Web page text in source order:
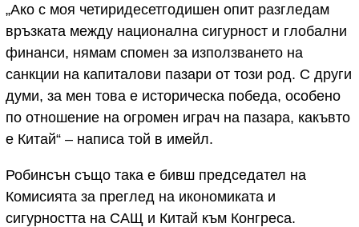
„Ако с моя четиридесетгодишен опит разгледам
връзката между национална сигурност и глобални
финанси, нямам спомен за използването на
санкции на капиталови пазари от този род. С други
думи, за мен това е историческа победа, особено
по отношение на огромен играч на пазара, какъвто
е Китай“ – написа той в имейл.
Робинсън също така е бивш председател на
Комисията за преглед на икономиката и
сигурността на САЩ и Китай към Конгреса.